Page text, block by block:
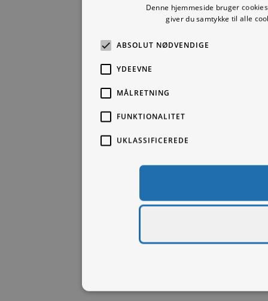
Denne hjemmeside bruger
giver du samtykke til alle
ABSOLUT NØDVENDIGE
YDEEVNE
MÅLRETNING
FUNKTIONALITET
UKLASSIFICEREDE